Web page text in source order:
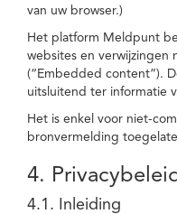
van uw browser.)
Het platform Meldpunt
websites en verwijzingen
(“Embedded content”).
uitsluitend ter informatie
Het is enkel voor niet-
bronvermelding
4.
4.1. Inleiding